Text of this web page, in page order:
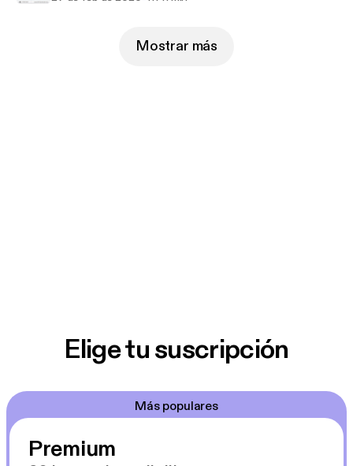
Mostrar más
Elige tu suscripción
Más populares
Premium